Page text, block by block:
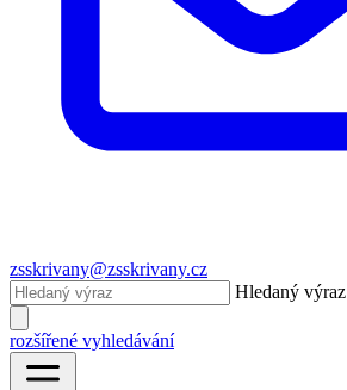
zsskrivany@zsskrivany.cz
Hledaný výraz
rozšířené vyhledávání